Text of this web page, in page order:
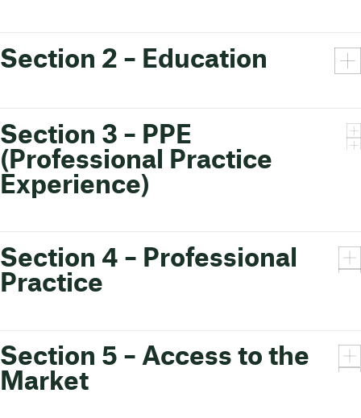
Section 2 – Education
Section 3 – PPE
(Professional Practice
Experience)
Section 4 – Professional
Practice
Section 5 – Access to the
Market